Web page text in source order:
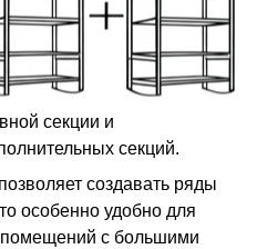
секции и
секций.
создавать ряды
особенно удобно для
помещений с большими